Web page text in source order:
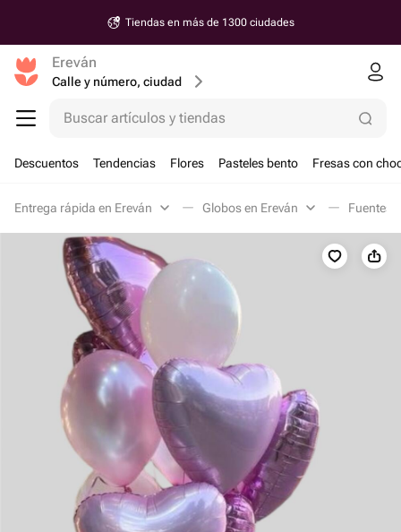
Tiendas en más de 1300 ciudades
Ereván
Calle y número, ciudad
Buscar artículos y tiendas
Descuentos Tendencias Flores Pasteles bento Fresas con
Entrega rápida en Ereván Globos en Ereván Fuentes